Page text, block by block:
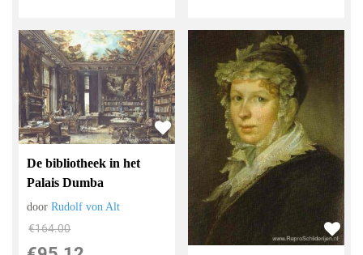
De bibliotheek in het
Palais Dumba
doorRudolf von Alt
€164.00